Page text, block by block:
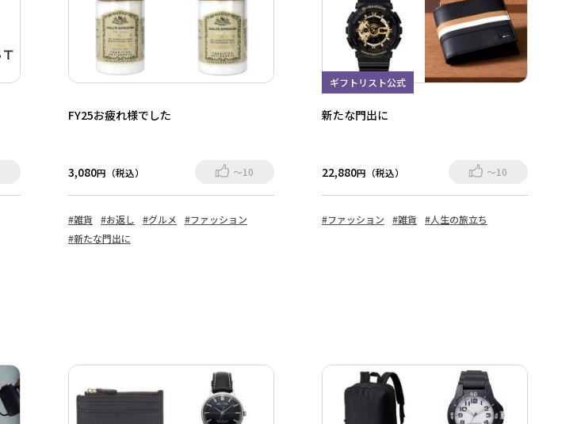
FY25お疲れ様でした
3,080円（税込） ～10
#雑貨 #お返し #グルメ
#ファッション
#新たな門出に
ギフトリスト公式
新たな門出に
22,880円（税込） ～10
#ファッション #雑貨 #人生の旅立ち